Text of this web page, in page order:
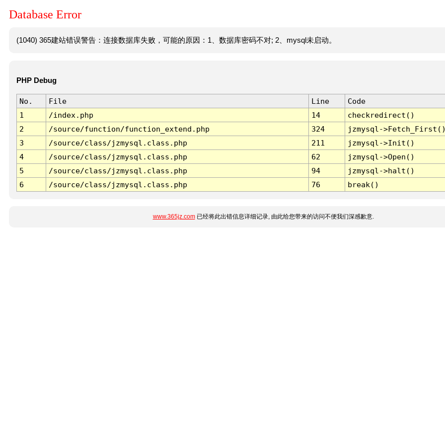
Database Error
(1040) 365建站错误警告：连接数据库失败，可能的原因：1、数据库密码不对; 2、mysql未启动。
PHP Debug
No. File Line
Code
1
/index.php 14
checkredirect()
2
/source/function/function_extend.php 324
jzmysql-
3
/source/class/jzmysql.class.php 211
jzmysql->Init()
4
/source/class/jzmysql.class.php 62
jzmysql->Open()
5
/source/class/jzmysql.class.php 94
jzmysql->halt()
6
/source/class/jzmysql.class.php 76 break()
www.365jz.com已经将此出错信息详细记录, 由此给您带来的访问不便我们深感歉意.